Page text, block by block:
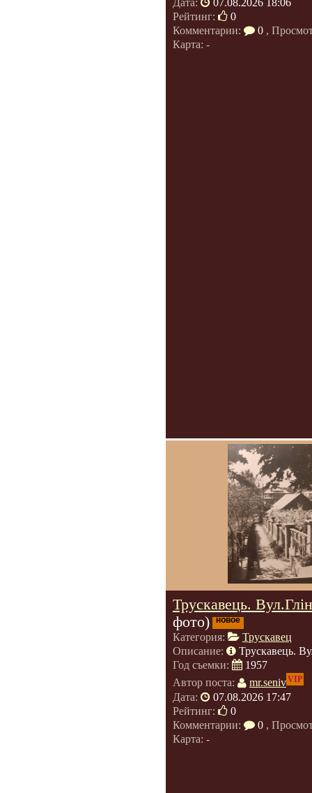
Дата:
07.08.2026 18:06
Рейтинг:
0
Комментарии:
0 ,
Карта: -
Трускавець.
фото)
новое
Категория:
Трускавец
Описание:
Трускавець.
Год съемки:
1957
Автор поста:
mr.senivVIP
Дата:
07.08.2026 17:47
Рейтинг:
0
Комментарии:
0 ,
Карта: -